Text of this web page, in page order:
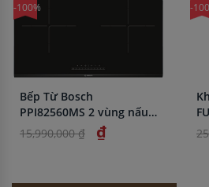
-100%
Bếp Từ Bosch
PPI82560MS 2 vùng nấu
nhập khẩu chính hãng
15,990,000 ₫ ₫
-